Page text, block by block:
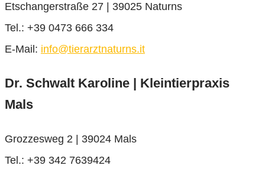
Etschangerstraße 27 | 39025 Naturns
Tel.: +39 0473 666 334
E-Mail: info@tierarztnaturns.it
Dr. Schwalt Karoline | Kleintierpraxis
Mals
Grozzesweg 2 | 39024 Mals
Tel.: +39 342 7639424